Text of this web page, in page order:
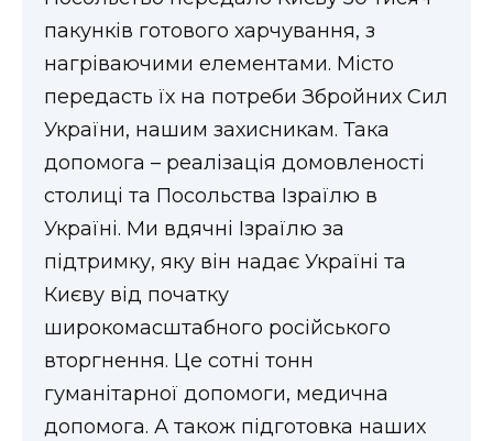
пакунків готового харчування, з
нагріваючими елементами. Місто
передасть їх на потреби Збройних Сил
України, нашим захисникам. Така
допомога – реалізація домовленості
столиці та Посольства Ізраїлю в
Україні. Ми вдячні Ізраїлю за
підтримку, яку він надає Україні та
Києву від початку
широкомасштабного російського
вторгнення. Це сотні тонн
гуманітарної допомоги, медична
допомога. А також підготовка наших